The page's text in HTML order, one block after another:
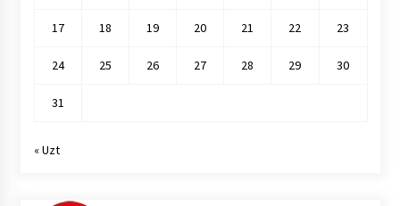
17 18 19 20 21 22 23
24 25 26 27 28 29 30
31
« Uzt